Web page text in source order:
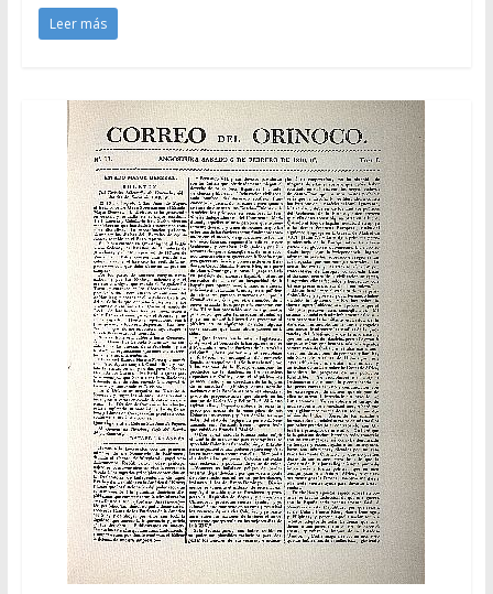
Leer más